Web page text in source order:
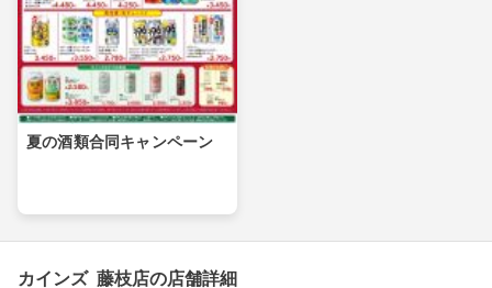
夏の酒類合同キャンペーン
カインズ 藤枝店の店舗詳細